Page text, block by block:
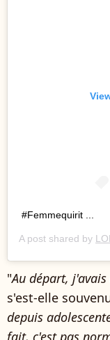
#Femmequirit ...
A post shared by
"Au départ,
s'est-elle
depuis